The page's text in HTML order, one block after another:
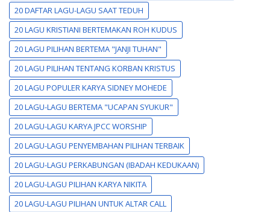
20 DAFTAR LAGU-LAGU SAAT TEDUH
20 LAGU KRISTIANI BERTEMAKAN ROH KUDUS
20 LAGU PILIHAN BERTEMA "JANJI TUHAN"
20 LAGU PILIHAN TENTANG KORBAN KRISTUS
20 LAGU POPULER KARYA SIDNEY MOHEDE
20 LAGU-LAGU BERTEMA "UCAPAN SYUKUR"
20 LAGU-LAGU KARYA JPCC WORSHIP
20 LAGU-LAGU PENYEMBAHAN PILIHAN TERBAIK
20 LAGU-LAGU PERKABUNGAN (IBADAH KEDUKAAN)
20 LAGU-LAGU PILIHAN KARYA NIKITA
20 LAGU-LAGU PILIHAN UNTUK ALTAR CALL